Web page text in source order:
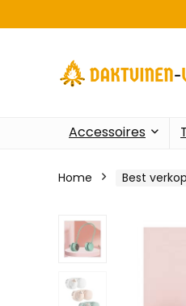
Accessoires
Home Best